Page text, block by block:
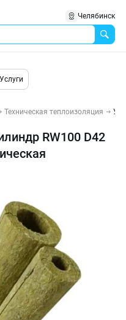
Челябинск
Услуги
Техническая теплоизоляция
RW100 D42